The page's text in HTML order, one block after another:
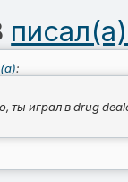
писал(а)
:
ты играл в drug